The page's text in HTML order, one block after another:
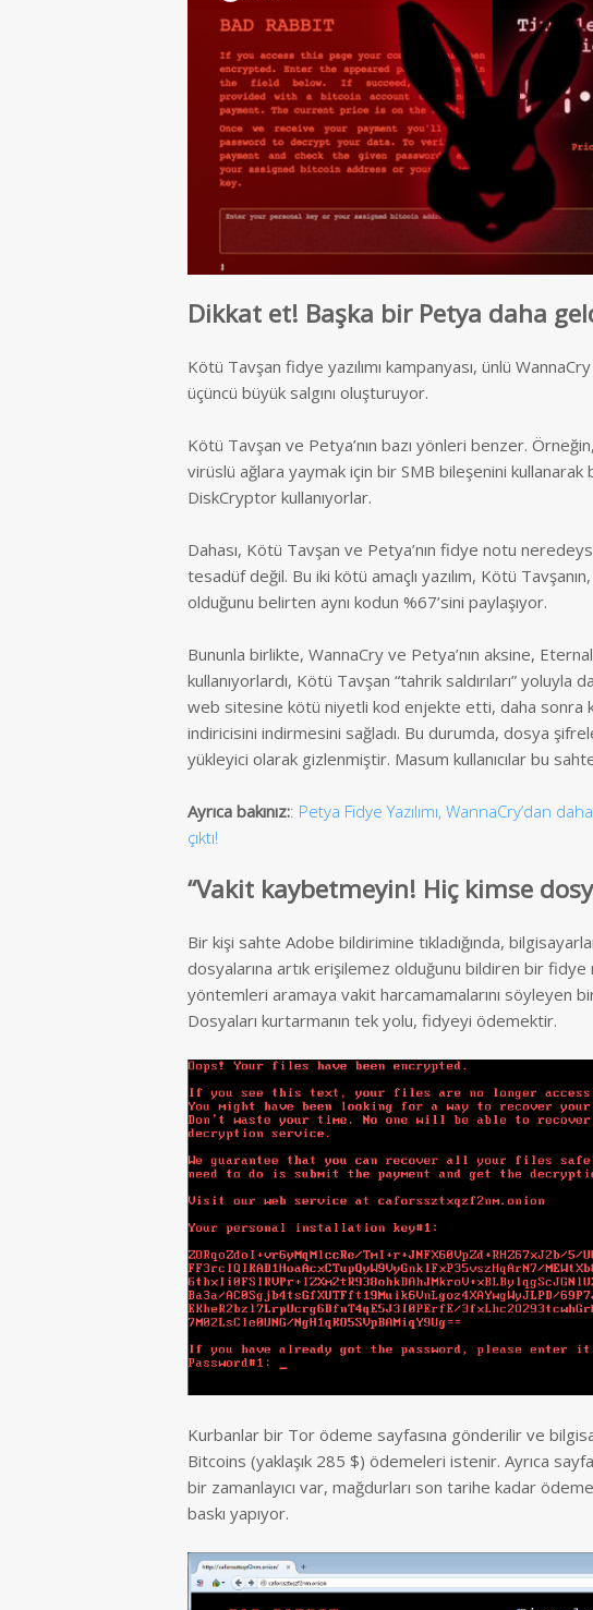
Dikkat et! Başka bir Petya daha
Kötü Tavşan fidye yazılımı kampanyası, ünlü
üçüncü büyük salgını oluşturuyor.
Kötü Tavşan ve Petya’nın bazı yönleri benzer.
virüslü ağlara yaymak için bir SMB bileşenini kullanarak
DiskCryptor kullanıyorlar.
Dahası, Kötü Tavşan ve Petya’nın fidye notu
tesadüf değil. Bu iki kötü amaçlı yazılım, Kötü
olduğunu belirten aynı kodun %67’sini paylaşıyor.
Bununla birlikte, WannaCry ve Petya’nın aksine,
kullanıyorlardı, Kötü Tavşan “tahrik saldırıları” yoluyla
web sitesine kötü niyetli kod enjekte etti, daha sonra
indiricisini indirmesini sağladı. Bu durumda, dosya
yükleyici olarak gizlenmiştir. Masum kullanıcılar bu sahte
Ayrıca bakınız:: Petya Fidye Yazılımı, WannaCry’dan
çıktı!
“Vakit kaybetmeyin! Hiç kimse
Bir kişi sahte Adobe bildirimine tıkladığında,
dosyalarına artık erişilemez olduğunu bildiren bir
yöntemleri aramaya vakit harcamamalarını söyleyen
Dosyaları kurtarmanın tek yolu, fidyeyi ödemektir.
Kurbanlar bir Tor ödeme sayfasına gönderilir ve
Bitcoins (yaklaşık 285 $) ödemeleri istenir. Ayrıca
bir zamanlayıcı var, mağdurları son tarihe kadar
baskı yapıyor.